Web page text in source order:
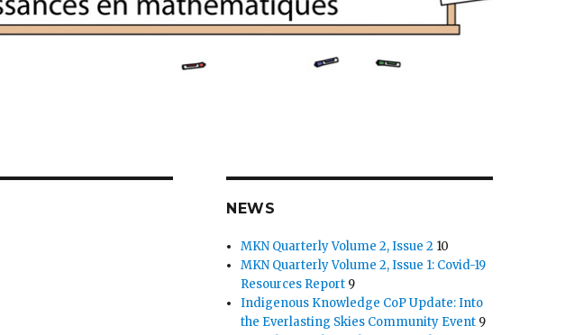
NEWS
MKN Quarterly Volume 2, Issue 2 10
MKN Quarterly Volume 2, Issue 1: Covid-19
Resources Report 9
Indigenous Knowledge CoP Update: Into
the Everlasting Skies Community Event 9